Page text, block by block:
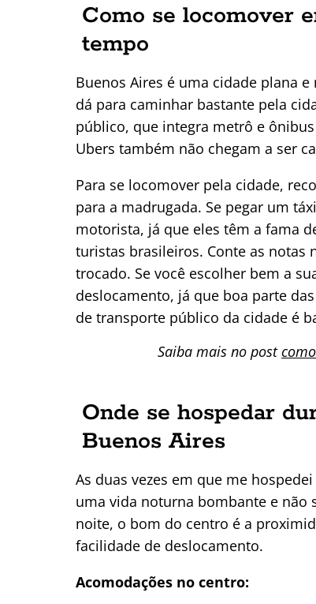
Como se locomover
tempo
Buenos Aires é uma cidade plana
dá para caminhar bastante pela
público, que integra metrô e
Ubers também não chegam a ser
Para se locomover pela cidade,
para a madrugada. Se pegar um
motorista, já que eles têm a fama
turistas brasileiros. Conte as notas
trocado. Se você escolher bem a
deslocamento, já que boa parte
de transporte público da cidade é
Saiba mais no post
Onde se hospedar
Buenos Aires
As duas vezes em que me
uma vida noturna bombante e não
noite, o bom do centro é a
facilidade de deslocamento.
Acomodações no centro: